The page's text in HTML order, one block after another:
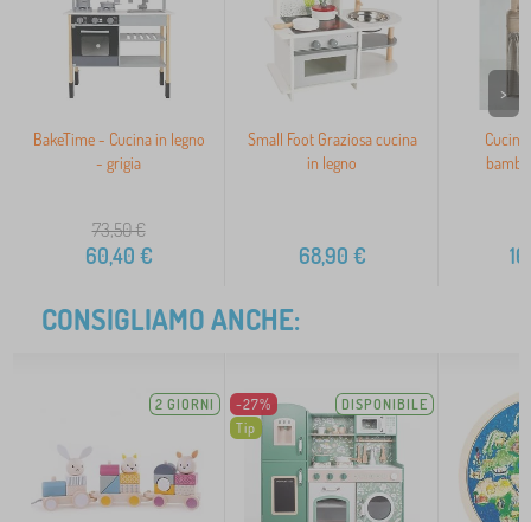
BakeTime - Cucina in legno
- grigia
73,50€
60,40 €
Small Foot Graziosa cucina
in legno
68,90 €
>
CONSIGLIAMO ANCHE:
2 GIORNI
-27%
Tip
DISPONIBILE